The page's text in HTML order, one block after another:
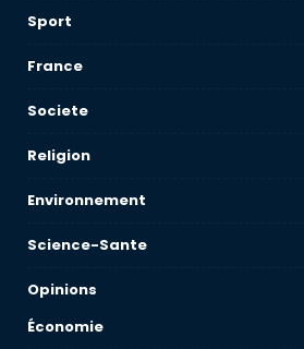
Sport
France
Societe
Religion
Environnement
Science-Sante
Opinions
Économie